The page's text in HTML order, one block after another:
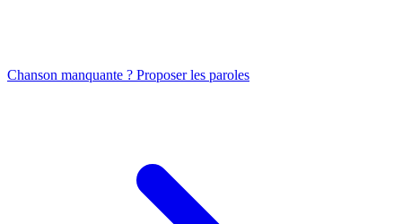
Chanson manquante ? Proposer les paroles